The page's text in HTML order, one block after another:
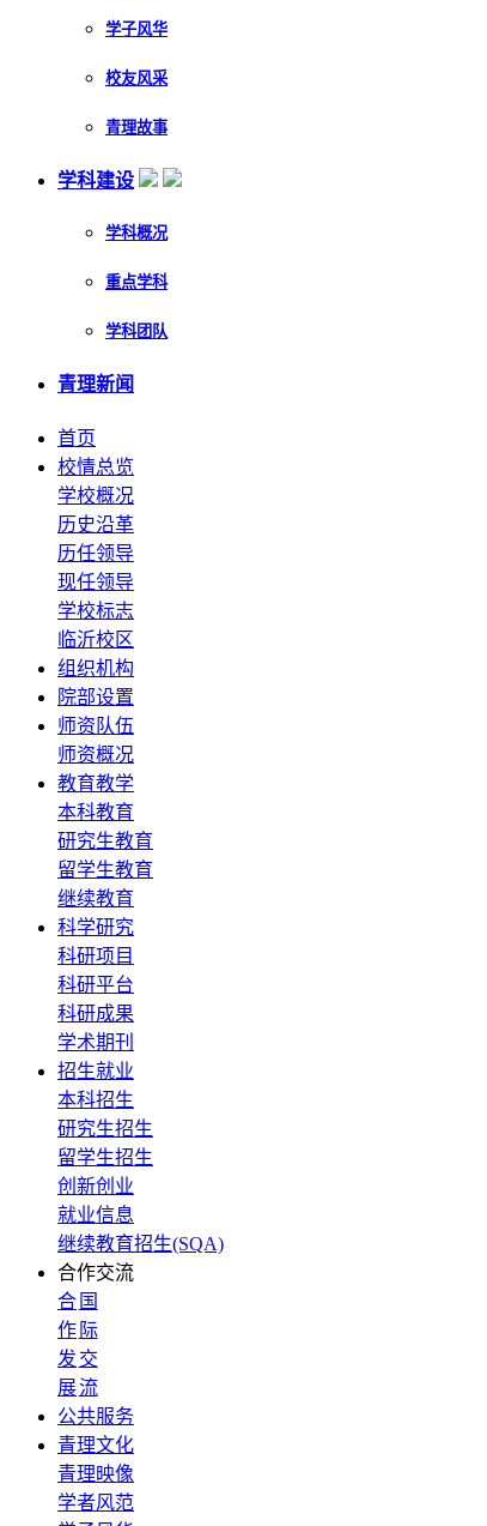
学子风华
校友风采
青理故事
学科建设
学科概况
重点学科
学科团队
青理新闻
首页
校情总览
学校概况
历史沿革
历任领导
现任领导
学校标志
临沂校区
组织机构
院部设置
师资队伍
师资概况
教育教学
本科教育
研究生教育
留学生教育
继续教育
科学研究
科研项目
科研平台
科研成果
学术期刊
招生就业
本科招生
研究生招生
留学生招生
创新创业
就业信息
继续教育招生(SQA)
合作交流
合
作
发
展
国
际
交
流
公共服务
青理文化
青理映像
学者风范